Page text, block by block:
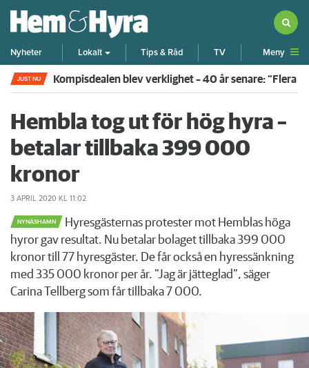
Nyheter Lokalt Tips & Råd TV Meny
JUST NU Kompisdealen blev verklighet – 40 år senare: "Flera
Hembla tog ut för hög hyra –
betalar tillbaka 399 000
kronor
3 APRIL 2020 KL 11:02
NYNÄSHAMN
Hyresgästernas protester mot Hemblas höga
hyror gav resultat. Nu betalar bolaget tillbaka 399 000
kronor till 77 hyresgäster. De får också en hyressänkning
med 335 000 kronor per år. ”Jag är jätteglad”, säger
Carina Tellberg som får tillbaka 7 000.